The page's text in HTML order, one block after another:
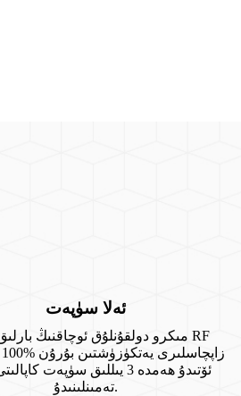
ئەلا سۈپەت
ئۆتىدۇ ھەمدە 3 يىللىق سۈپەت
تەمىنلىنىدۇ.